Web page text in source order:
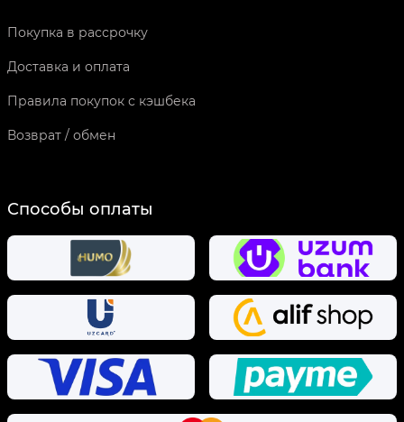
Покупка в рассрочку
Доставка и оплата
Правила покупок с кэшбека
Возврат / обмен
Способы оплаты